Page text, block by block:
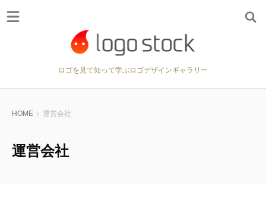
ロゴを見て知って学ぶロゴデザインギャラリー
HOME 運営会社
運営会社